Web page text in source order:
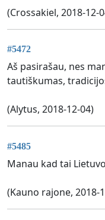
(Crossakiel, 2018-12-
#5472
Aš pasirašau, nes
tautiškumas,
(Alytus, 2018-12-04)
#5485
Manau kad tai
(Kauno rajone, 2018-